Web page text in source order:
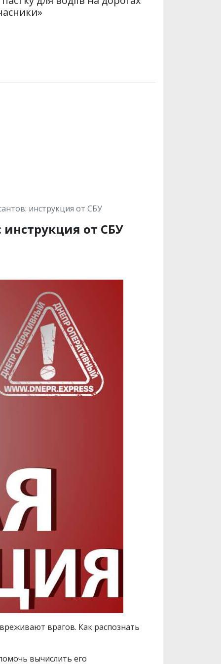
инструкция от СБУ
от СБУ
врагов. Как распознать
вычислить его